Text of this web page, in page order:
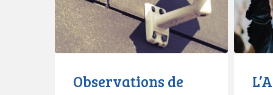
le
projet
de
loi
Observations de
publient
un
nouveau
rapport
l’action